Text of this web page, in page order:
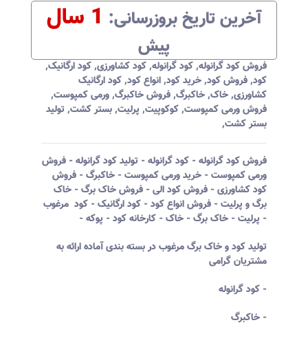
آخرین تاریخ بروزرسانی:‌ 1 سال
پیش
فروش کود گرانوله,کود گرانوله,کود کشاورزی,کود ارگانیک,
کود,فروش کود,خرید کود,انواع کود,کود ارگانیک
کشاورزی,خاک,خاکبرگ,فروش خاکبرگ,ورمی کمپوست,
فروش ورمی کمپوست,کوکوپیت, پرلیت,بستر کشت,تولید
بستر کشت,
فروش کود گرانوله - کود گرانوله - تولید کود گرانوله - فروش
ورمی کمپوست - خرید ورمی کمپوست - خاکبرگ - فروش
کود کشاورزی - فروش کود الی - فروش خاک برگ - خاک
برگ و پرلیت - فروش انواع کود - کود ارگانیک - کود مرغوب
- پرلیت - خاک برگ - خاک - کارخانه کود - پوکه -
تولید کود و خاک برگ مرغوب در بسته بندی آماده ارائه به
مشتریان گرامی
- کود گرانوله
- خاکبرگ